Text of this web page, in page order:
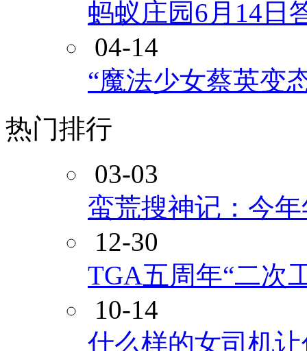
蚂蚁庄园6月14日
04-14
“魔法少女蔡英变
热门排行
03-03
蛮荒搜神记：今
12-30
TGA五周年“二次
10-14
什么样的女司机